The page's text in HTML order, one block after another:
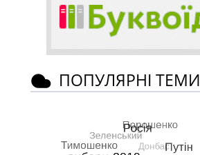
ПОПУЛЯРНІ ТЕМИ